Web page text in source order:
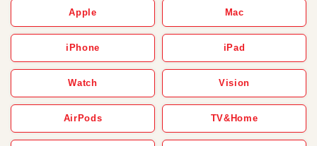
Apple Mac
iPhone iPad
Watch Vision
AirPods TV&Home